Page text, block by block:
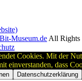
Museum.de All Rights
Cookies. Mit der
einverstanden, dass
Datenschutzerklärung